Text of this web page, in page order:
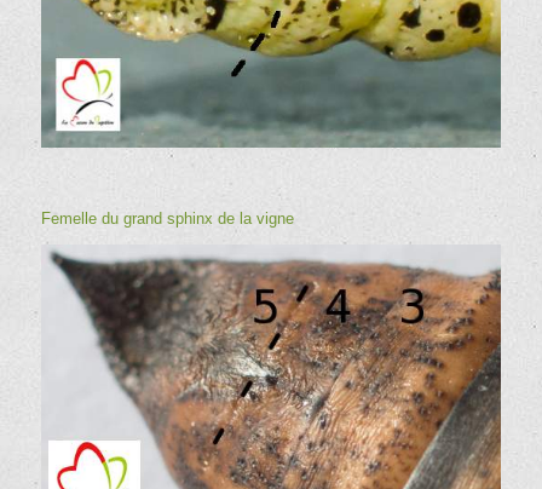
Femelle du grand sphinx de la vigne